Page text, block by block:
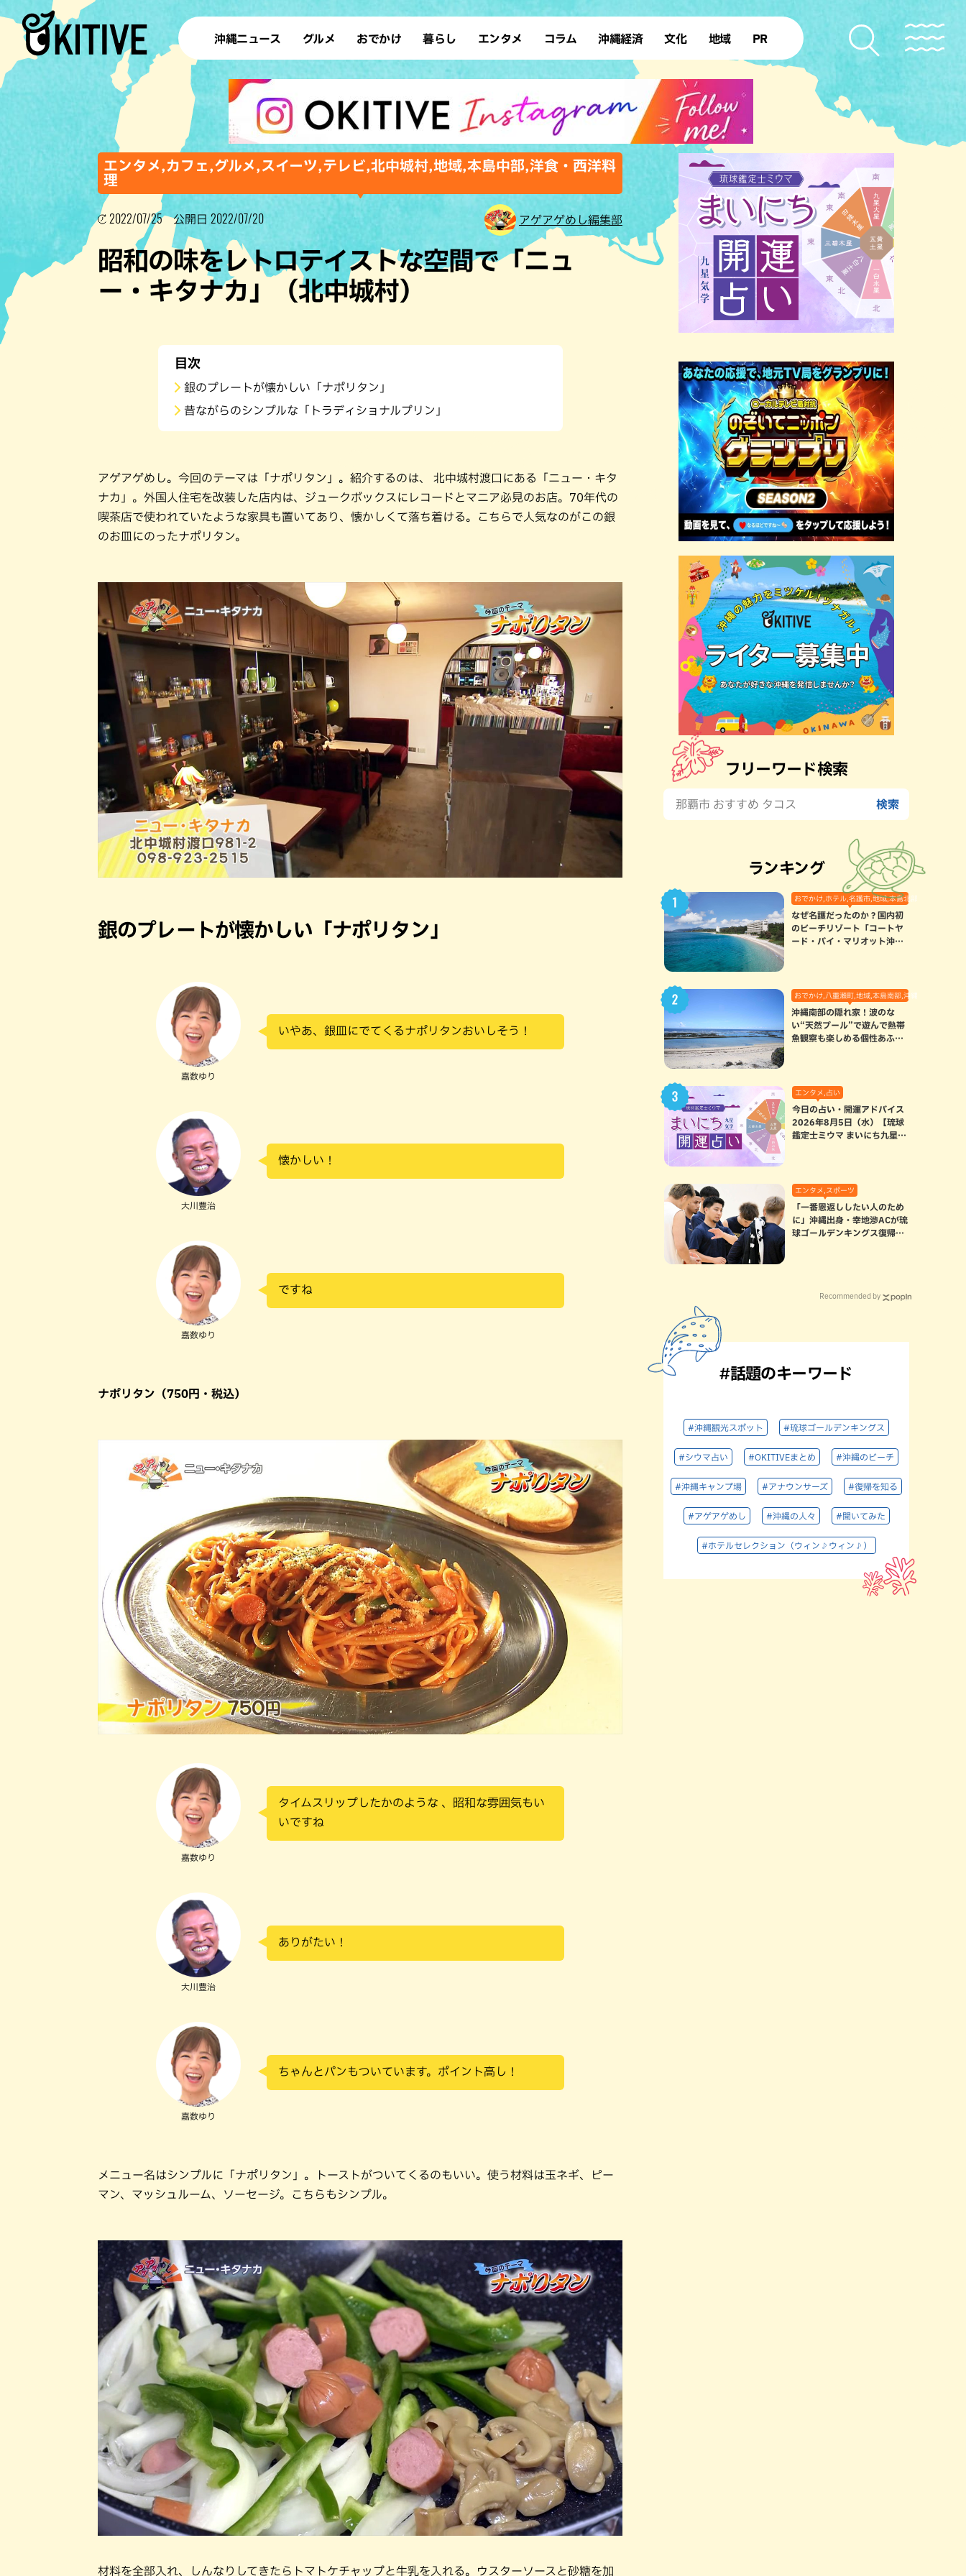
沖縄ニュース グルメ
ラーメン 沖縄そば
テイクアウト カフェ
すし・魚料理 和食・日本料理
沖縄料理 アジア・エスニック
洋食・西洋料理 フレンチ
ステーキ・焼肉
その他の肉料理 居酒屋・バー
ブッフェ・バイキング
おでかけ
デート ドライブ
散歩 ソロ活
歴史 体験
ショッピング ホテル
サウナ
沖縄の海
暮らし
レシピ SDGs
ファッション ローカルニュース
沖縄移住 沖縄旧暦行事
エンタメ
スポーツ 占い
タレント・芸人 テレビ
コラム 沖縄経済 文化
復帰50年
地域
本島北部
本島南部 先島諸島
北部離島
PR
エンタメ,カフェ,グルメ,スイーツ,テレビ,北中城村,地域,本島中部,洋食・西洋料
理
2022/07/25 公開日 2022/07/20 アゲアゲめし編集部
昭和の味をレトロテイストな空間で「ニュ
ー・キタナカ」（北中城村）
目次
銀のプレートが懐かしい「ナポリタン」
昔ながらのシンプルな「トラディショナルプリン」
アゲアゲめし。今回のテーマは「ナポリタン」。紹介するのは、 北中城村渡口にある「ニュー・キタ
ナカ」。外国人住宅を改装した店内は、ジュークボックスにレコードとマニア必見のお店。70年代の
喫茶店で使われていたような家具も置いてあり、懐かしくて落ち着ける。こちらで人気なのがこの銀
のお皿にのったナポリタン。
銀のプレートが懐かしい「ナポリタン」
嘉数ゆり
いやあ、銀皿にでてくるナポリタンおいしそう！
大川豊治
懐かしい！
嘉数ゆり
ですね
ナポリタン（750円・税込）
嘉数ゆり
タイムスリップしたかのような 、昭和な雰囲気もい
いですね
大川豊治
ありがたい！
嘉数ゆり
ちゃんとパンもついています。ポイント高し！
メニュー名はシンプルに「ナポリタン」。トーストがついてくるのもいい。使う材料は玉ネギ、ピー
マン、マッシュルーム、ソーセージ。こちらもシンプル。
材料を全部入れ、しんなりしてきたらトマトケチャップと牛乳を入れる。ウスターソースと砂糖を加
フリーワード検索
ランキング
おでかけ,ホテル,名護市,地域,本島北部
なぜ名護だったのか？国内初
のビーチリゾート「コートヤ
ード・バイ・マリオット沖縄
おでかけ,八重瀬町,地域,本島南部,沖縄の海,自然
沖縄南部の隠れ家！波のな
い“天然プール”で遊んで熱帯
魚観察も楽しめる個性あふれ
エンタメ,占い
今日の占い・開運アドバイス
2026年8月5日（水）【琉球
鑑定士ミウマ まいにち九星気
エンタメ,スポーツ
「一番恩返ししたい人のため
に」沖縄出身・幸地渉ACが琉
球ゴールデンキングス復帰。
Recommended by
#話題のキーワード
#沖縄観光スポット #琉球ゴールデンキングス
#シウマ占い #OKITIVEまとめ #沖縄のビーチ
#沖縄キャンプ場 #アナウンサーズ #復帰を知る
#アゲアゲめし #沖縄の人々 #聞いてみた
#ホテルセレクション（ウィン♪ウィン♪）